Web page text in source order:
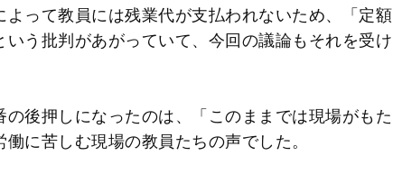
よって教員には残業代が支払われないため、「定額
う批判があがっていて、今回の議論もそれを受け
の後押しになったのは、「このままでは現場がもた
に苦しむ現場の教員たちの声でした。